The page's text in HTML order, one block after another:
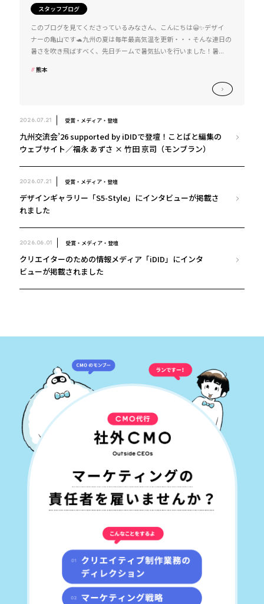
スタッフブログ
このブログを見てくださっているみなさん、こんにちは😀✨デザイ
ナーの亀山です🐢九州の夏は毎年最高気温を更新・・・そんな連日の
暑さを吹き飛ばすべく、先日チームで暑気払いを行いました！暑...
熊本
2026.07.21 受賞・メディア・登壇
九州交流会’26 supported by iDIDで登壇！ことばと編集の
ウェブサイト／福永 あずさ × 竹田 京司（モンブラン）
2026.07.21 受賞・メディア・登壇
デザインギャラリー「S5-Style」にインタビューが掲載さ
れました
2026.06.01 受賞・メディア・登壇
クリエイターのための情報メディア「iDID」にインタ
ビューが掲載されました